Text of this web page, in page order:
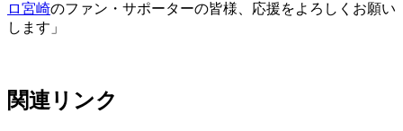
ロ宮崎のファン・サポーターの皆様、応援をよろしくお願い
します」
関連リンク